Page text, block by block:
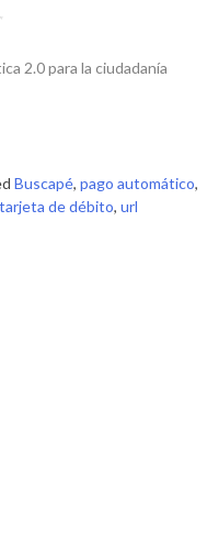
2.0para la ciudadanía
Buscapé, pago automático,
tarjeta de débito, url